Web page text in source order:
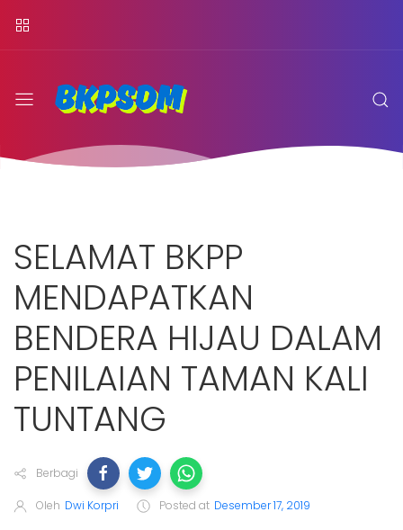
SELAMAT BKPP
MENDAPATKAN
BENDERA HIJAU DALAM
PENILAIAN TAMAN KALI
TUNTANG
Berbagi
Oleh Dwi Korpri Posted at Desember 17, 2019